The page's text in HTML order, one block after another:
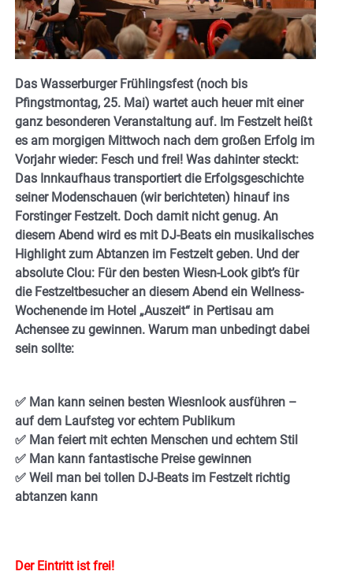
Das Wasserburger Frühlingsfest (noch bis
Pfingstmontag, 25. Mai) wartet auch heuer mit einer
ganz besonderen Veranstaltung auf. Im Festzelt heißt
es am morgigen Mittwoch nach dem großen Erfolg im
Vorjahr wieder: Fesch und frei! Was dahinter steckt:
Das Innkaufhaus transportiert die Erfolgsgeschichte
seiner Modenschauen (wir berichteten) hinauf ins
Forstinger Festzelt. Doch damit nicht genug. An
diesem Abend wird es mit DJ-Beats ein musikalisches
Highlight zum Abtanzen im Festzelt geben. Und der
absolute Clou: Für den besten Wiesn-Look gibt’s für
die Festzeltbesucher an diesem Abend ein Wellness-
Wochenende im Hotel „Auszeit“ in Pertisau am
Achensee zu gewinnen. Warum man unbedingt dabei
sein sollte:
✅ Man kann seinen besten Wiesnlook ausführen –
auf dem Laufsteg vor echtem Publikum
✅ Man feiert mit echten Menschen und echtem Stil
✅ Man kann fantastische Preise gewinnen
✅ Weil man bei tollen DJ-Beats im Festzelt richtig
abtanzen kann
Der Eintritt ist frei!